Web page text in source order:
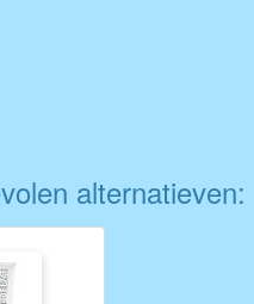
alternatieven: